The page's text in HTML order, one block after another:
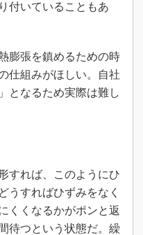
・開発
対応
付いていることもあ
膨張を鎮めるための時
仕組みがほしい。自社
となるため実際は難し
すれば、このようにひ
うすればひずみをなく
くくなるかがポンと返
待つという状態だ。繰